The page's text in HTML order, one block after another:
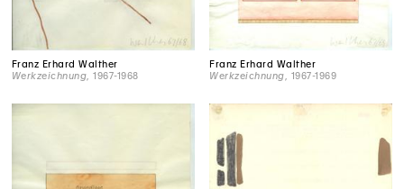
Franz Erhard Walther
Werkzeichnung , 1967-1968
Franz Erhard Walther
Werkzeichnung , 1967-1969